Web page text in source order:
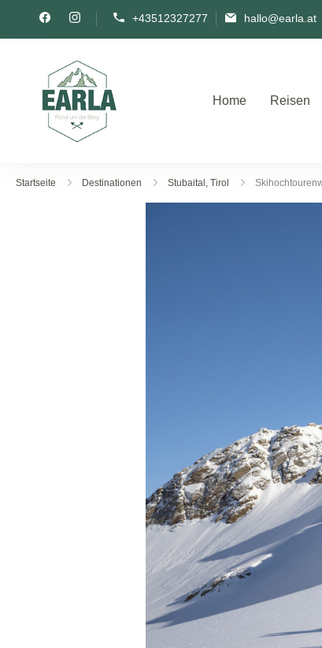
+43512327277 hallo@earla.at
Home Reisen
Startseite Destinationen Stubaital, Tirol